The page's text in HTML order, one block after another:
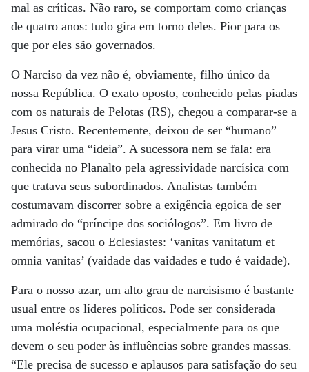
mal as críticas. Não raro, se comportam como crianças
de quatro anos: tudo gira em torno deles. Pior para os
que por eles são governados.
O Narciso da vez não é, obviamente, filho único da
nossa República. O exato oposto, conhecido pelas piadas
com os naturais de Pelotas (RS), chegou a comparar-se a
Jesus Cristo. Recentemente, deixou de ser “humano”
para virar uma “ideia”. A sucessora nem se fala: era
conhecida no Planalto pela agressividade narcísica com
que tratava seus subordinados. Analistas também
costumavam discorrer sobre a exigência egoica de ser
admirado do “príncipe dos sociólogos”. Em livro de
memórias, sacou o Eclesiastes: ‘vanitas vanitatum et
omnia vanitas’ (vaidade das vaidades e tudo é vaidade).
Para o nosso azar, um alto grau de narcisismo é bastante
usual entre os líderes políticos. Pode ser considerada
uma moléstia ocupacional, especialmente para os que
devem o seu poder às influências sobre grandes massas.
“Ele precisa de sucesso e aplausos para satisfação do seu